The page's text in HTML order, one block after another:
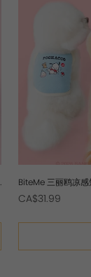
BiteMe 三丽鸥凉
CA$31.99